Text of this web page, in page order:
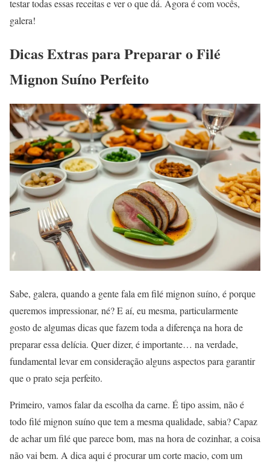
testar todas essas receitas e ver o que dá. Agora é com vocês,
galera!
Dicas Extras para Preparar o Filé
Mignon Suíno Perfeito
Sabe, galera, quando a gente fala em filé mignon suíno, é porque
queremos impressionar, né? E aí, eu mesma, particularmente
gosto de algumas dicas que fazem toda a diferença na hora de
preparar essa delícia. Quer dizer, é importante… na verdade,
fundamental levar em consideração alguns aspectos para garantir
que o prato seja perfeito.
Primeiro, vamos falar da escolha da carne. É tipo assim, não é
todo filé mignon suíno que tem a mesma qualidade, sabia? Capaz
de achar um filé que parece bom, mas na hora de cozinhar, a coisa
não vai bem. A dica aqui é procurar um corte macio, com um